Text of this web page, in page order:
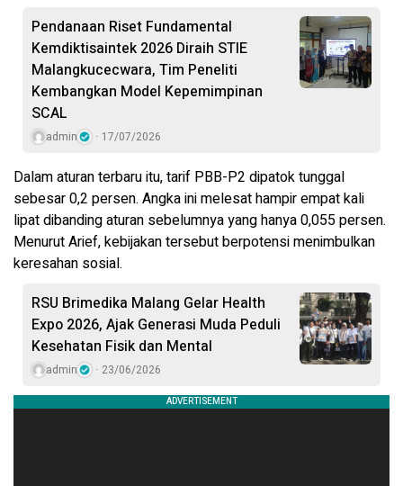
Pendanaan Riset Fundamental
Kemdiktisaintek 2026 Diraih STIE
Malangkucecwara, Tim Peneliti
Kembangkan Model Kepemimpinan
SCAL
admin 17/07/2026
Dalam aturan terbaru itu, tarif PBB-P2 dipatok tunggal
sebesar 0,2 persen. Angka ini melesat hampir empat kali
lipat dibanding aturan sebelumnya yang hanya 0,055 persen.
Menurut Arief, kebijakan tersebut berpotensi menimbulkan
keresahan sosial.
RSU Brimedika Malang Gelar Health
Expo 2026, Ajak Generasi Muda Peduli
Kesehatan Fisik dan Mental
admin 23/06/2026